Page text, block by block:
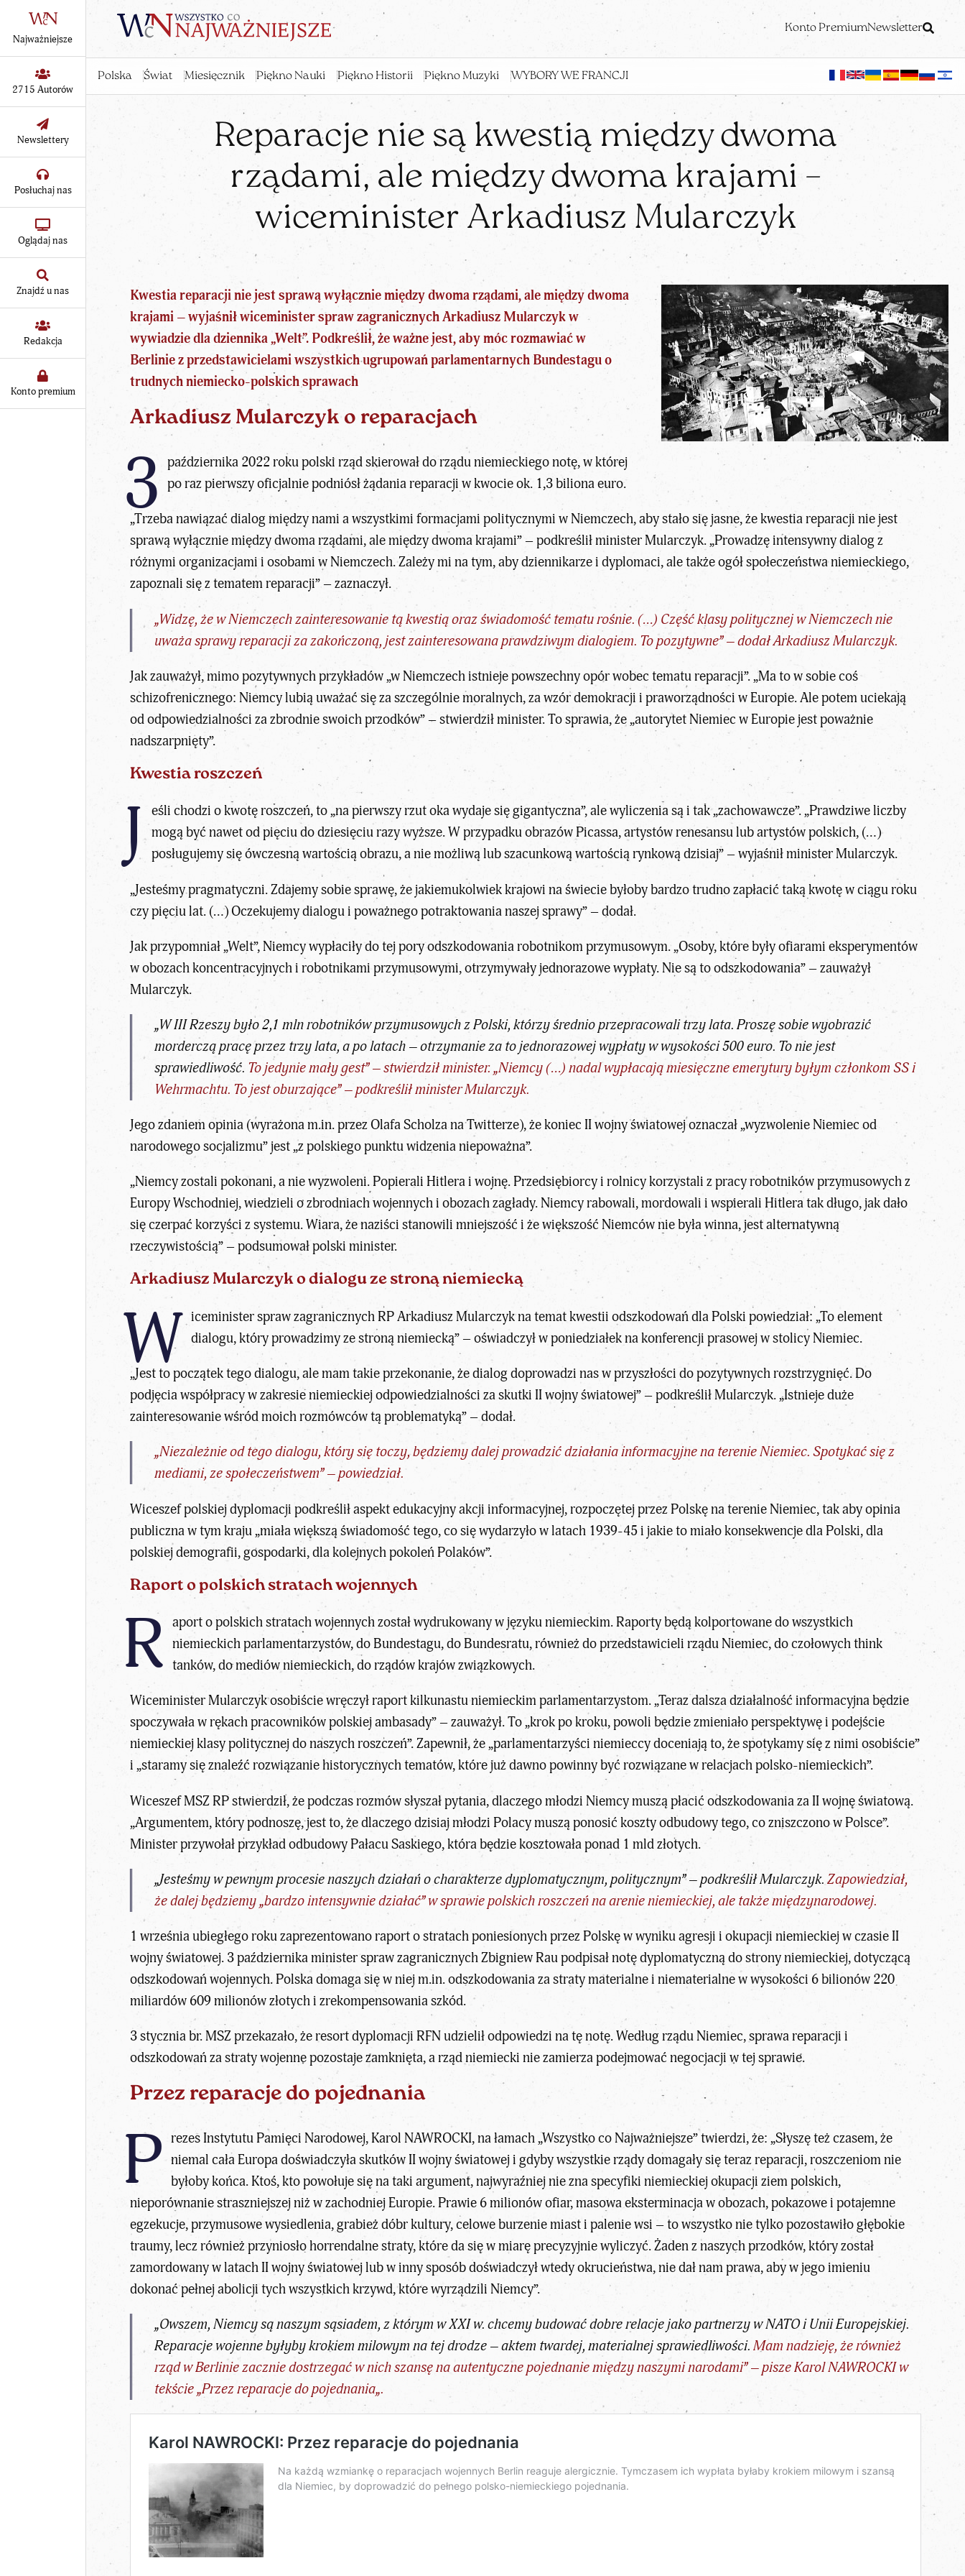
Konto PremiumNewsletter
Polska Świat Miesięcznik Piękno Nauki Piękno Historii Piękno Muzyki WYBORY WE FRANCJI
Najważniejsze
2715 Autorów
Newslettery
Posłuchaj nas
Oglądaj nas
Znajdź u nas
Redakcja
Konto premium
Reparacje nie są kwestią między dwoma
rządami, ale między dwoma krajami –
wiceminister Arkadiusz Mularczyk
Kwestia reparacji nie jest sprawą wyłącznie między dwoma rządami, ale między dwoma
krajami – wyjaśnił wiceminister spraw zagranicznych Arkadiusz Mularczyk w
wywiadzie dla dziennika „Welt”. Podkreślił, że ważne jest, aby móc rozmawiać w
Berlinie z przedstawicielami wszystkich ugrupowań parlamentarnych Bundestagu o
trudnych niemiecko-polskich sprawach
Arkadiusz Mularczyk o reparacjach
3 października 2022 roku polski rząd skierował do rządu niemieckiego notę, w której
po raz pierwszy oficjalnie podniósł żądania reparacji w kwocie ok. 1,3 biliona euro.
„Trzeba nawiązać dialog między nami a wszystkimi formacjami politycznymi w Niemczech, aby stało się jasne, że kwestia reparacji nie jest
sprawą wyłącznie między dwoma rządami, ale między dwoma krajami” – podkreślił minister Mularczyk. „Prowadzę intensywny dialog z
różnymi organizacjami i osobami w Niemczech. Zależy mi na tym, aby dziennikarze i dyplomaci, ale także ogół społeczeństwa niemieckiego,
zapoznali się z tematem reparacji” – zaznaczył.
„Widzę, że w Niemczech zainteresowanie tą kwestią oraz świadomość tematu rośnie. (…) Część klasy politycznej w Niemczech nie
uważa sprawy reparacji za zakończoną, jest zainteresowana prawdziwym dialogiem. To pozytywne” – dodał Arkadiusz Mularczyk.
Jak zauważył, mimo pozytywnych przykładów „w Niemczech istnieje powszechny opór wobec tematu reparacji”. „Ma to w sobie coś
schizofrenicznego: Niemcy lubią uważać się za szczególnie moralnych, za wzór demokracji i praworządności w Europie. Ale potem uciekają
od odpowiedzialności za zbrodnie swoich przodków” – stwierdził minister. To sprawia, że „autorytet Niemiec w Europie jest poważnie
nadszarpnięty”.
Kwestia roszczeń
J eśli chodzi o kwotę roszczeń, to „na pierwszy rzut oka wydaje się gigantyczna”, ale wyliczenia są i tak „zachowawcze”. „Prawdziwe liczby
mogą być nawet od pięciu do dziesięciu razy wyższe. W przypadku obrazów Picassa, artystów renesansu lub artystów polskich, (…)
posługujemy się ówczesną wartością obrazu, a nie możliwą lub szacunkową wartością rynkową dzisiaj” – wyjaśnił minister Mularczyk.
„Jesteśmy pragmatyczni. Zdajemy sobie sprawę, że jakiemukolwiek krajowi na świecie byłoby bardzo trudno zapłacić taką kwotę w ciągu roku
czy pięciu lat. (…) Oczekujemy dialogu i poważnego potraktowania naszej sprawy” – dodał.
Jak przypomniał „Welt”, Niemcy wypłaciły do tej pory odszkodowania robotnikom przymusowym. „Osoby, które były ofiarami eksperymentów
w obozach koncentracyjnych i robotnikami przymusowymi, otrzymywały jednorazowe wypłaty. Nie są to odszkodowania” – zauważył
Mularczyk.
„W III Rzeszy było 2,1 mln robotników przymusowych z Polski, którzy średnio przepracowali trzy lata. Proszę sobie wyobrazić
morderczą pracę przez trzy lata, a po latach – otrzymanie za to jednorazowej wypłaty w wysokości 500 euro. To nie jest
sprawiedliwość. To jedynie mały gest” – stwierdził minister. „Niemcy (…) nadal wypłacają miesięczne emerytury byłym członkom SS i
Wehrmachtu. To jest oburzające” – podkreślił minister Mularczyk.
Jego zdaniem opinia (wyrażona m.in. przez Olafa Scholza na Twitterze), że koniec II wojny światowej oznaczał „wyzwolenie Niemiec od
narodowego socjalizmu” jest „z polskiego punktu widzenia niepoważna”.
„Niemcy zostali pokonani, a nie wyzwoleni. Popierali Hitlera i wojnę. Przedsiębiorcy i rolnicy korzystali z pracy robotników przymusowych z
Europy Wschodniej, wiedzieli o zbrodniach wojennych i obozach zagłady. Niemcy rabowali, mordowali i wspierali Hitlera tak długo, jak dało
się czerpać korzyści z systemu. Wiara, że naziści stanowili mniejszość i że większość Niemców nie była winna, jest alternatywną
rzeczywistością” – podsumował polski minister.
Arkadiusz Mularczyk o dialogu ze stroną niemiecką
W iceminister spraw zagranicznych RP Arkadiusz Mularczyk na temat kwestii odszkodowań dla Polski powiedział: „To element
dialogu, który prowadzimy ze stroną niemiecką” – oświadczył w poniedziałek na konferencji prasowej w stolicy Niemiec.
„Jest to początek tego dialogu, ale mam takie przekonanie, że dialog doprowadzi nas w przyszłości do pozytywnych rozstrzygnięć. Do
podjęcia współpracy w zakresie niemieckiej odpowiedzialności za skutki II wojny światowej” – podkreślił Mularczyk. „Istnieje duże
zainteresowanie wśród moich rozmówców tą problematyką” – dodał.
„Niezależnie od tego dialogu, który się toczy, będziemy dalej prowadzić działania informacyjne na terenie Niemiec. Spotykać się z
mediami, ze społeczeństwem” – powiedział.
Wiceszef polskiej dyplomacji podkreślił aspekt edukacyjny akcji informacyjnej, rozpoczętej przez Polskę na terenie Niemiec, tak aby opinia
publiczna w tym kraju „miała większą świadomość tego, co się wydarzyło w latach 1939-45 i jakie to miało konsekwencje dla Polski, dla
polskiej demografii, gospodarki, dla kolejnych pokoleń Polaków”.
Raport o polskich stratach wojennych
R aport o polskich stratach wojennych został wydrukowany w języku niemieckim. Raporty będą kolportowane do wszystkich
niemieckich parlamentarzystów, do Bundestagu, do Bundesratu, również do przedstawicieli rządu Niemiec, do czołowych think
tanków, do mediów niemieckich, do rządów krajów związkowych.
Wiceminister Mularczyk osobiście wręczył raport kilkunastu niemieckim parlamentarzystom. „Teraz dalsza działalność informacyjna będzie
spoczywała w rękach pracowników polskiej ambasady” – zauważył. To „krok po kroku, powoli będzie zmieniało perspektywę i podejście
niemieckiej klasy politycznej do naszych roszczeń”. Zapewnił, że „parlamentarzyści niemieccy doceniają to, że spotykamy się z nimi osobiście”
i „staramy się znaleźć rozwiązanie historycznych tematów, które już dawno powinny być rozwiązane w relacjach polsko-niemieckich”.
Wiceszef MSZ RP stwierdził, że podczas rozmów słyszał pytania, dlaczego młodzi Niemcy muszą płacić odszkodowania za II wojnę światową.
„Argumentem, który podnoszę, jest to, że dlaczego dzisiaj młodzi Polacy muszą ponosić koszty odbudowy tego, co zniszczono w Polsce”.
Minister przywołał przykład odbudowy Pałacu Saskiego, która będzie kosztowała ponad 1 mld złotych.
„Jesteśmy w pewnym procesie naszych działań o charakterze dyplomatycznym, politycznym” – podkreślił Mularczyk.Zapowiedział,
że dalej będziemy „bardzo intensywnie działać” w sprawie polskich roszczeń na arenie niemieckiej, ale także międzynarodowej.
1 września ubiegłego roku zaprezentowano raport o stratach poniesionych przez Polskę w wyniku agresji i okupacji niemieckiej w czasie II
wojny światowej. 3 października minister spraw zagranicznych Zbigniew Rau podpisał notę dyplomatyczną do strony niemieckiej, dotyczącą
odszkodowań wojennych. Polska domaga się w niej m.in. odszkodowania za straty materialne i niematerialne w wysokości 6 bilionów 220
miliardów 609 milionów złotych i zrekompensowania szkód.
3 stycznia br. MSZ przekazało, że resort dyplomacji RFN udzielił odpowiedzi na tę notę. Według rządu Niemiec, sprawa reparacji i
odszkodowań za straty wojenne pozostaje zamknięta, a rząd niemiecki nie zamierza podejmować negocjacji w tej sprawie.
Przez reparacje do pojednania
P rezes Instytutu Pamięci Narodowej, Karol NAWROCKI, na łamach „Wszystko co Najważniejsze” twierdzi, że: „Słyszę też czasem, że
niemal cała Europa doświadczyła skutków II wojny światowej i gdyby wszystkie rządy domagały się teraz reparacji, roszczeniom nie
byłoby końca. Ktoś, kto powołuje się na taki argument, najwyraźniej nie zna specyfiki niemieckiej okupacji ziem polskich,
nieporównanie straszniejszej niż w zachodniej Europie. Prawie 6 milionów ofiar, masowa eksterminacja w obozach, pokazowe i potajemne
egzekucje, przymusowe wysiedlenia, grabież dóbr kultury, celowe burzenie miast i palenie wsi – to wszystko nie tylko pozostawiło głębokie
traumy, lecz również przyniosło horrendalne straty, które da się w miarę precyzyjnie wyliczyć. Żaden z naszych przodków, który został
zamordowany w latach II wojny światowej lub w inny sposób doświadczył wtedy okrucieństwa, nie dał nam prawa, aby w jego imieniu
dokonać pełnej abolicji tych wszystkich krzywd, które wyrządzili Niemcy”.
„Owszem, Niemcy są naszym sąsiadem, z którym w XXI w. chcemy budować dobre relacje jako partnerzy w NATO i Unii Europejskiej.
Reparacje wojenne byłyby krokiem milowym na tej drodze – aktem twardej, materialnej sprawiedliwości.Mam nadzieję, że również
rząd w Berlinie zacznie dostrzegać w nich szansę na autentyczne pojednanie między naszymi narodami” – piszeKarol NAWROCKIw
tekście „Przez reparacje do pojednania„.